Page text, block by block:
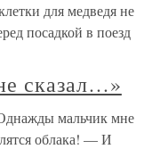
для медведя не
посадкой в поезд
сказал…»
мальчик мне
облака! — И